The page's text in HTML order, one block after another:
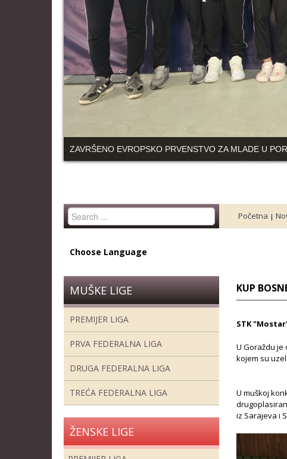
ZAVRŠENO EVROPSKO PRVENSTVO ZA MLADE U
Search
...
Choose Language
Početna |
MUŠKE LIGE
PREMIJER LIGA
PRVA FEDERALNA LIGA
DRUGA FEDERALNA LIGA
TREĆA FEDERALNA LIGA
ŽENSKE LIGE
KUP
STK
U Goraždu je
kojem su
U muškoj
iz Sarajeva i